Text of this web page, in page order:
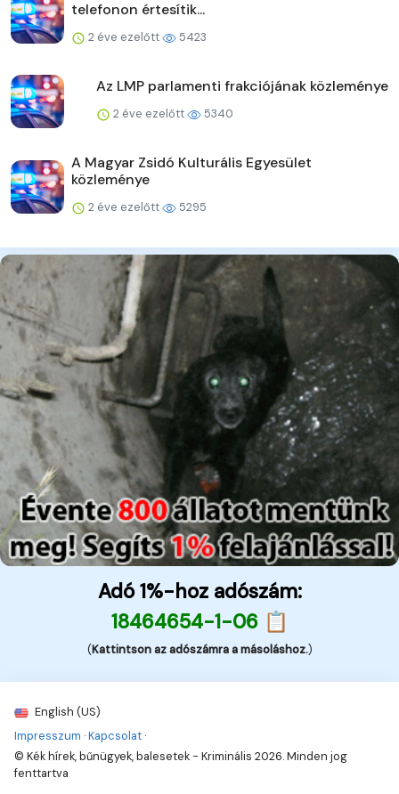
telefonon értesítik...
2 éve ezelőtt 5423
Az LMP parlamenti frakciójának közleménye
2 éve ezelőtt 5340
A Magyar Zsidó Kulturális Egyesület
közleménye
2 éve ezelőtt 5295
Adó 1%-hoz adószám:
18464654-1-06 📋
(Kattintson az adószámra a másoláshoz.)
English (US)
Impresszum ·Kapcsolat ·
© Kék hírek, bűnügyek, balesetek - Kriminális 2026. Minden jog
fenttartva